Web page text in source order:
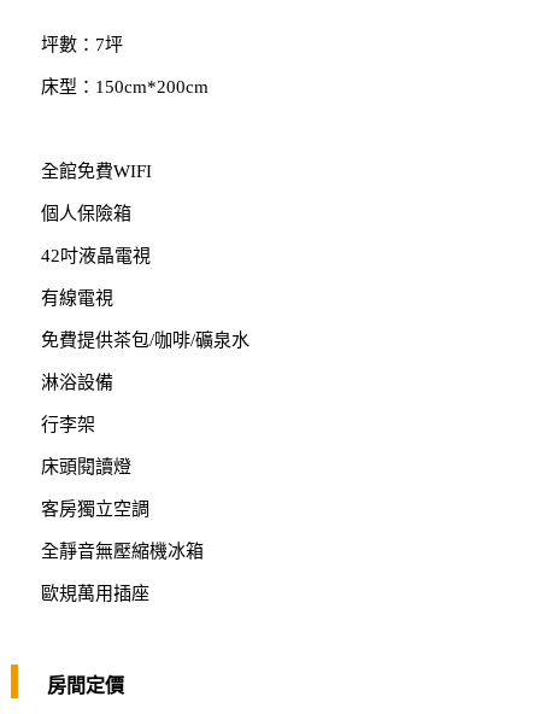
坪數：7坪
床型：150cm*200cm
全館免費WIFI
個人保險箱
42吋液晶電視
有線電視
免費提供茶包/咖啡/礦泉水
淋浴設備
行李架
床頭閱讀燈
客房獨立空調
全靜音無壓縮機冰箱
歐規萬用插座
房間定價